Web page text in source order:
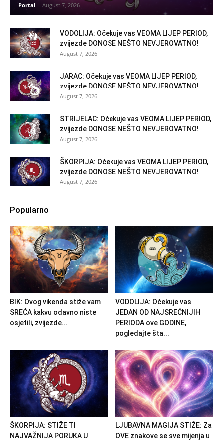
Portal - August 7, 2026
VODOLIJA: Očekuje vas VEOMA LIJEP PERIOD,
zvijezde DONOSE NEŠTO NEVJEROVATNO!
August 7, 2026
JARAC: Očekuje vas VEOMA LIJEP PERIOD,
zvijezde DONOSE NEŠTO NEVJEROVATNO!
August 7, 2026
STRIJELAC: Očekuje vas VEOMA LIJEP PERIOD,
zvijezde DONOSE NEŠTO NEVJEROVATNO!
August 7, 2026
ŠKORPIJA: Očekuje vas VEOMA LIJEP PERIOD,
zvijezde DONOSE NEŠTO NEVJEROVATNO!
August 7, 2026
Popularno
BIK: Ovog vikenda stiže vam
SREĆA kakvu odavno niste
osjetili, zvijezde...
VODOLIJA: Očekuje vas
JEDAN OD NAJSREĆNIJIH
PERIODA ove GODINE,
pogledajte šta...
ŠKORPIJA: STIŽE TI
NAJVAŽNIJA PORUKA U
LJUBAVNA MAGIJA STIŽE: Za
OVE znakove se sve mijenja u